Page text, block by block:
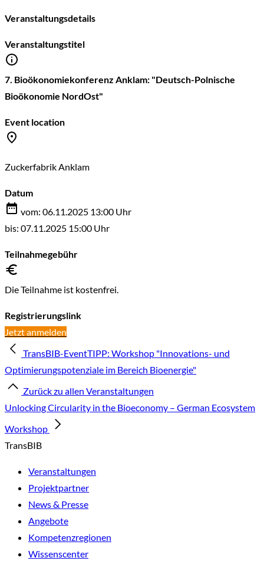
Veranstaltungsdetails
Veranstaltungstitel
7. Bioökonomiekonferenz Anklam: "Deutsch-Polnische
Bioökonomie NordOst"
Event location
Zuckerfabrik Anklam
Datum
vom: 06.11.2025 13:00 Uhr
bis: 07.11.2025 15:00 Uhr
Teilnahmegebühr
Die Teilnahme ist kostenfrei.
Registrierungslink
Jetzt anmelden
TransBIB-EventTIPP: Workshop "Innovations- und
Optimierungspotenziale im Bereich Bioenergie"
Zurück zu allen Veranstaltungen
Unlocking Circularity in the Bioeconomy – German Ecosystem
Workshop
TransBIB
Veranstaltungen
Projektpartner
News & Presse
Angebote
Kompetenzregionen
Wissenscenter